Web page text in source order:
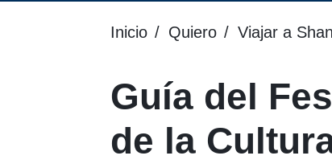
Inicio Quiero Viajar a
Guía del
de la